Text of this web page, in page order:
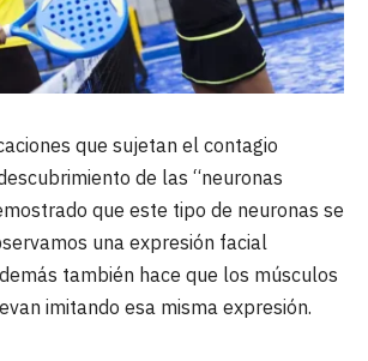
que sujetan el contagio
de las “neuronas
que este tipo de neuronas se
una expresión facial
también hace que los músculos
imitando esa misma expresión.